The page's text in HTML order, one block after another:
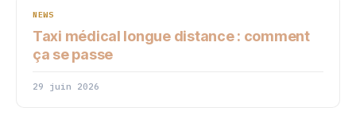
NEWS
Taxi médical longue distance : comment
ça se passe
29 juin 2026